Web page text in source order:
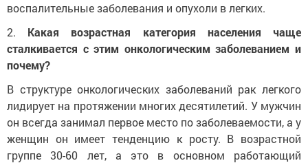
воспалительные заболевания и опухоли в легких.
2. Какая возрастная категория населения чаще
сталкивается с этим онкологическим заболеванием и
почему?
В структуре онкологических заболеваний рак легкого
лидирует на протяжении многих десятилетий. У мужчин
он всегда занимал первое место по заболеваемости, а у
женщин он имеет тенденцию к росту. В возрастной
группе 30-60 лет, а это в основном работающий